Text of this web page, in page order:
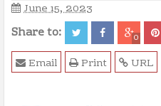
June 15, 2023
Share to: 0
URL
Print
Email